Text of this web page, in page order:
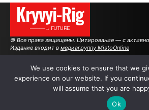
Kryvyi-Rig
———→ FUTURE
© Все права защищены. Цитирование — с
Издание входит в медиагруппу MistoOnline
АВТОРЫ
We use cookies to ensure that we
experience on our website. If you
will assume that you are
Ok